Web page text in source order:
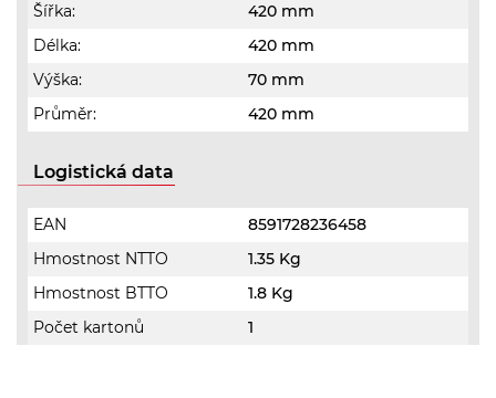
Šířka:
420 mm
Délka:
420 mm
Výška:
70 mm
Průměr:
420 mm
Logistická data
EAN
8591728236458
Hmostnost NTTO
1.35 Kg
Hmostnost BTTO
1.8 Kg
Počet kartonů
1